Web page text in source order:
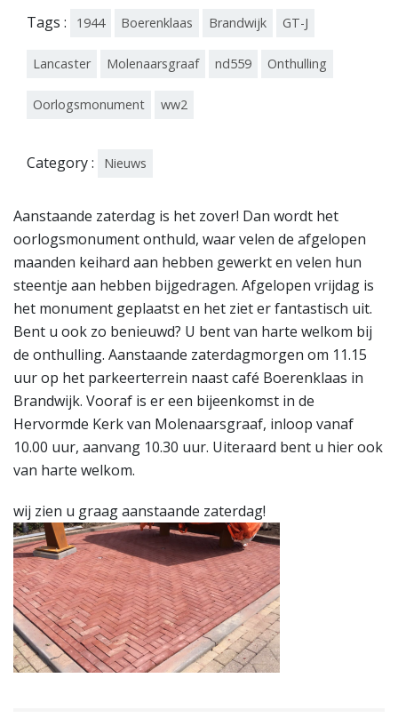
Tags : 1944 Boerenklaas Brandwijk GT-J
Lancaster Molenaarsgraaf nd559 Onthulling
Oorlogsmonument ww2
Category : Nieuws
Aanstaande zaterdag is het zover! Dan wordt het
oorlogsmonument onthuld, waar velen de afgelopen
maanden keihard aan hebben gewerkt en velen hun
steentje aan hebben bijgedragen. Afgelopen vrijdag is
het monument geplaatst en het ziet er fantastisch uit.
Bent u ook zo benieuwd? U bent van harte welkom bij
de onthulling. Aanstaande zaterdagmorgen om 11.15
uur op het parkeerterrein naast café Boerenklaas in
Brandwijk. Vooraf is er een bijeenkomst in de
Hervormde Kerk van Molenaarsgraaf, inloop vanaf
10.00 uur, aanvang 10.30 uur. Uiteraard bent u hier ook
van harte welkom.
wij zien u graag aanstaande zaterdag!